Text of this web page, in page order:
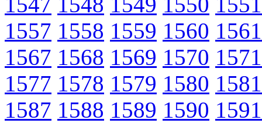
1557 1558 1559 1560 1561
1567 1568 1569 1570 1571
1577 1578 1579 1580 1581
1587 1588 1589 1590 1591